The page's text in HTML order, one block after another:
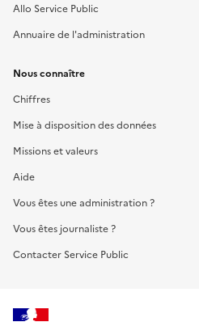
Allo Service Public
Annuaire de l'administration
Nous connaître
Chiffres
Mise à disposition des données
Missions et valeurs
Aide
Vous êtes une administration ?
Vous êtes journaliste ?
Contacter Service Public